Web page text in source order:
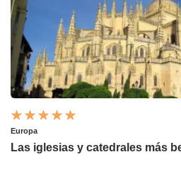
Europa
Las iglesias y catedrales más